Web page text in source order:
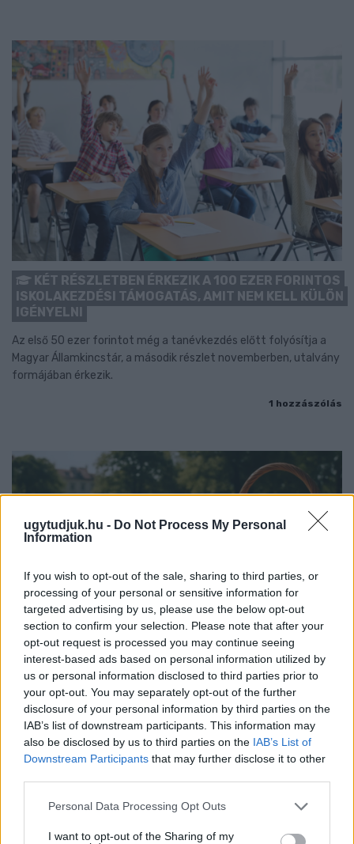
ugytudjuk.hu - Do Not Process My Personal
Information
If you wish to opt-out of the sale, sharing to third parties, or
processing of your personal or sensitive information for
targeted advertising by us, please use the below opt-out
section to confirm your selection. Please note that after your
opt-out request is processed you may continue seeing
interest-based ads based on personal information utilized by
us or personal information disclosed to third parties prior to
your opt-out. You may separately opt-out of the further
disclosure of your personal information by third parties on the
IAB’s list of downstream participants. This information may
also be disclosed by us to third parties on the IAB’s List of
Downstream Participants that may further disclose it to other
Please note that this website/app uses one or more Google
not limited to your visit or usage behaviour. You may click to
Personal Data Processing Opt Outs
I want to opt-out of the Sharing of my
KÉT RÉSZLETBEN ÉRKEZIK A 100 EZER FORINTOS
ISKOLAKEZDÉSI TÁMOGATÁS, AMIT NEM KELL KÜLÖN
IGÉNYELNI
Az első 50 ezer forintot még a tanévkezdés előtt folyósítja a
Magyar Államkincstár, a második részlet novemberben, utalvány
formájában érkezik.
1 hozzászólás
PIKNIK ITALOK: ÍZEK ÉS ÉLMÉNYEK A SZABADBAN
Ahogy tavaszodik és a nap egyre tovább marad velünk, sokaknak
támad kedve kirándulni a természetbe.
Szólj hozzá!